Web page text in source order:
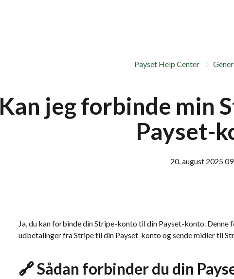
Payset Help Center
Kan jeg forbinde min
Payset-
20. august 2025
Ja, du kan forbinde din Stripe-konto til din Payset-konto.
udbetalinger fra Stripe til din Payset-konto og sende midler til
🔗 Sådan forbinder du din